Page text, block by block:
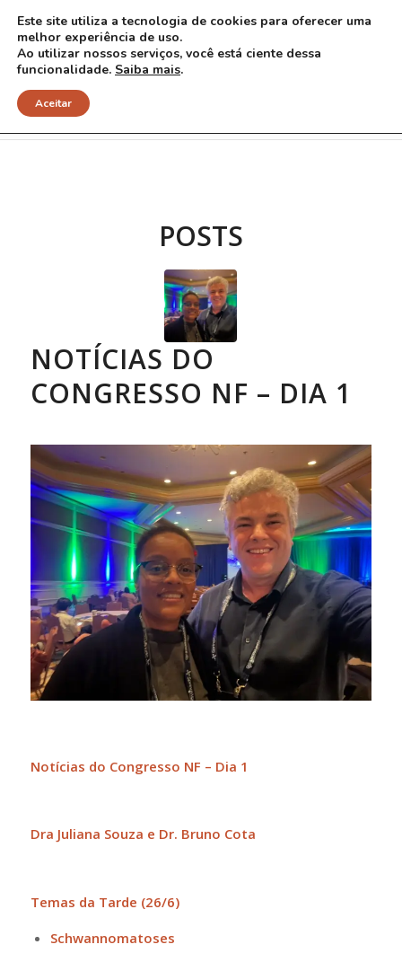
Arquivo para Tag: gliomas
POSTS
NOTÍCIAS DO
CONGRESSO NF – DIA 1
Notícias do Congresso NF – Dia 1
Dra Juliana Souza e Dr. Bruno Cota
Temas da Tarde (26/6)
Schwannomatoses
Este site utiliza a tecnologia de cookies para oferecer uma
melhor experiência de uso.
Ao utilizar nossos serviços, você está ciente dessa
funcionalidade. Saiba mais.
Aceitar